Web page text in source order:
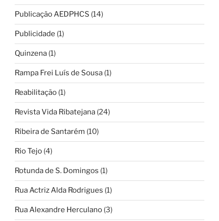
Publicação AEDPHCS (14)
Publicidade (1)
Quinzena (1)
Rampa Frei Luís de Sousa (1)
Reabilitação (1)
Revista Vida Ribatejana (24)
Ribeira de Santarém (10)
Rio Tejo (4)
Rotunda de S. Domingos (1)
Rua Actriz Alda Rodrigues (1)
Rua Alexandre Herculano (3)